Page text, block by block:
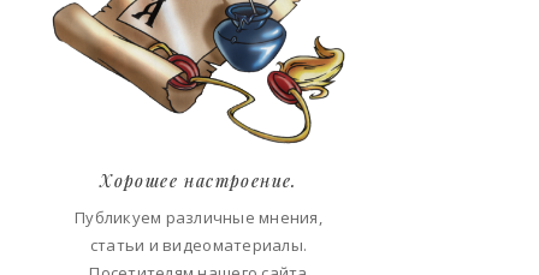
ЖИЛЬЕ
ЗВЕЗДЫ
Хорошее настроение.
Публикуем различные мнения,
статьи и видеоматериалы.